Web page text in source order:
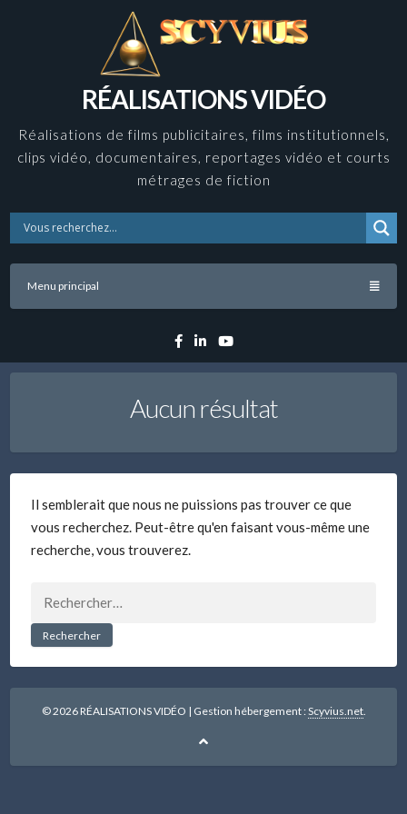
RÉALISATIONS VIDÉO
Réalisations de films publicitaires, films institutionnels,
clips vidéo, documentaires, reportages vidéo et courts
métrages de fiction
Menu principal
Facebook
LinkedinYouTube
Aucun résultat
Il semblerait que nous ne puissions pas trouver ce que
vous recherchez. Peut-être qu'en faisant vous-même une
recherche, vous trouverez.
© 2026 RÉALISATIONS VIDÉO | Gestion hébergement :Scyvius.net.